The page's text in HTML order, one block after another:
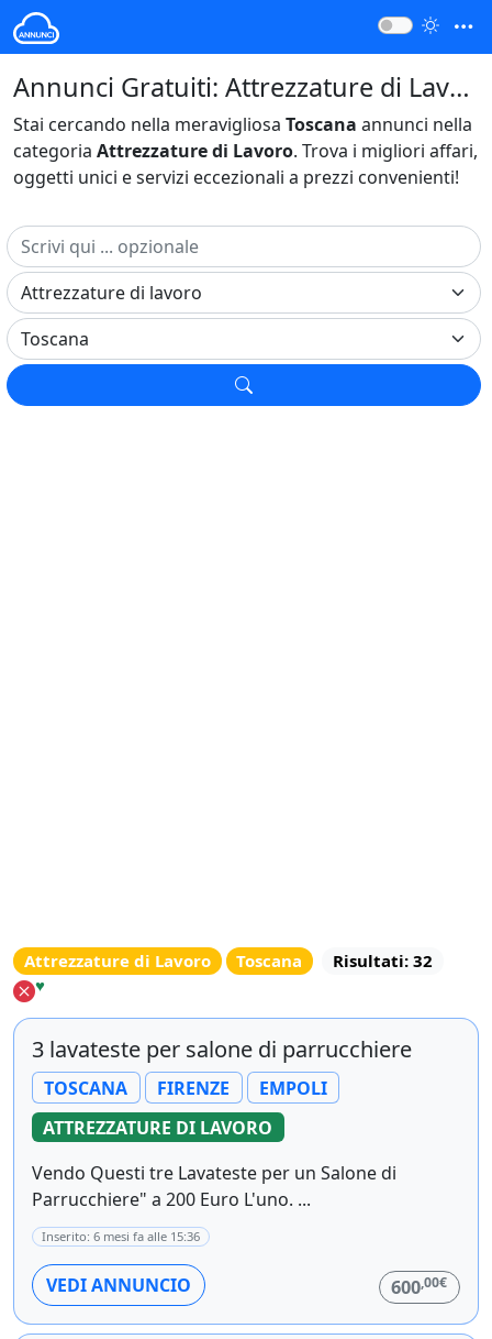
Annunci Gratuiti: Attrezzature di Lavoro Toscana Italia
Stai cercando nella meravigliosa Toscana annunci nella
categoria Attrezzature di Lavoro. Trova i migliori affari,
oggetti unici e servizi eccezionali a prezzi convenienti!
Attrezzature di Lavoro Toscana
Risultati: 32
♥
3 lavateste per salone di parrucchiere
TOSCANA FIRENZE
EMPOLI
ATTREZZATURE DI LAVORO
Vendo Questi tre Lavateste per un Salone di
Parrucchiere" a 200 Euro L'uno. ...
Inserito: 6 mesi fa alle 15:36
VEDI ANNUNCIO 600,00€